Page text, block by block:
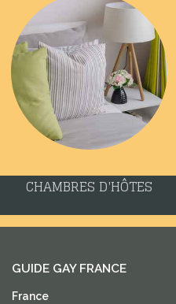
CHAMBRES D'HÔTES
GUIDE GAY FRANCE
France